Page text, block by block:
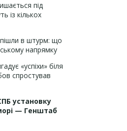
під
із кількох
в штурм: що
напрямку
«успіхи» біля
спростував
установку
— Генштаб